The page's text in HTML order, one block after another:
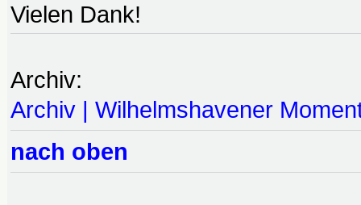
Vielen Dank!
Archiv:
Archiv | Wilhelmshavener
nach oben